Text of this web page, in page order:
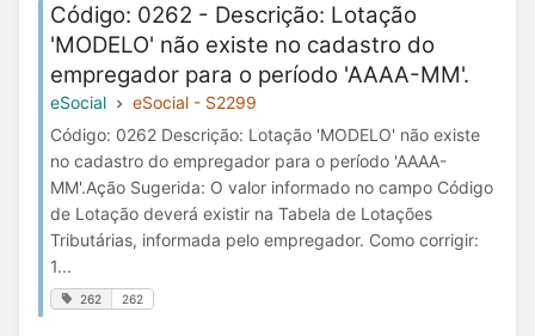
Código: 0262 - Descrição: Lotação
'MODELO' não existe no cadastro do
empregador para o período 'AAAA-MM'.
eSocial
eSocial - S2299
Código: 0262 Descrição: Lotação 'MODELO' não existe
no cadastro do empregador para o período 'AAAA-
MM'.Ação Sugerida: O valor informado no campo Código
de Lotação deverá existir na Tabela de Lotações
Tributárias, informada pelo empregador. Como corrigir:
1...
262 262